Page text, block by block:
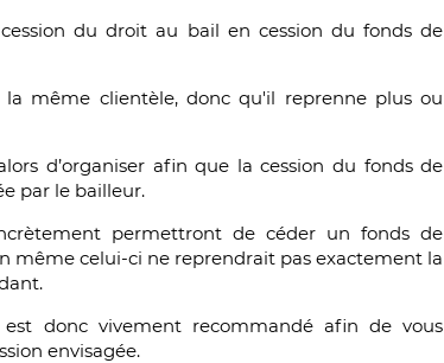
du droit au bail en cession du fonds de
même clientèle, donc qu'il reprenne plus ou
d’organiser afin que la cession du fonds de
par le bailleur.
permettront de céder un fonds de
même celui-ci ne reprendrait pas exactement la
donc vivement recommandé afin de vous
envisagée.